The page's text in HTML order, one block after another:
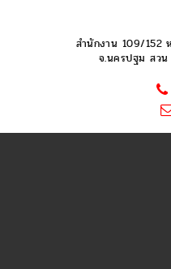
สำนักงาน 109/152
จ.นครปฐม สว